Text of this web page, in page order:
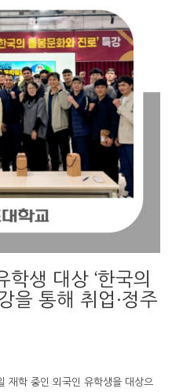
생 대상 ‘한국의
을 통해 취업·정주
재학 중인 외국인 유학생을 대상으